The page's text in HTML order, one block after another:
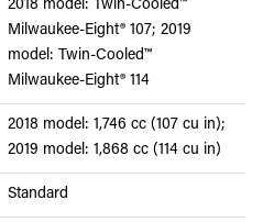
2018 model: Twin-Cooled™
Milwaukee-Eight® 107; 2019
model: Twin-Cooled™
Milwaukee-Eight® 114
2018 model: 1,746 cc (107 cu in);
2019 model: 1,868 cc (114 cu in)
Standard